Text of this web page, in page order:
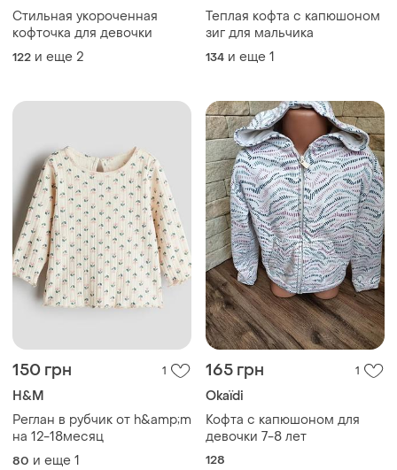
Стильная укороченная
кофточка для девочки
122 и еще 2
Теплая кофта с капюшоном
зиг для мальчика
134 и еще 1
150 грн 1
H&M
Реглан в рубчик от h&amp;m
на 12-18месяц
80 и еще 1
165 грн 1
Okaïdi
Кофта с капюшоном для
девочки 7-8 лет
128